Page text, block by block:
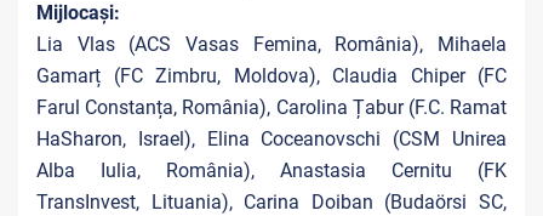
Mijlocași:
Lia Vlas (ACS Vasas Femina, România), Mihaela
Gamarț (FC Zimbru, Moldova), Claudia Chiper (FC
Farul Constanța, România), Carolina Țabur (F.C. Ramat
HaSharon, Israel), Elina Coceanovschi (CSM Unirea
Alba Iulia, România), Anastasia Cernitu (FK
TransInvest, Lituania), Carina Doiban (Budaörsi SC,